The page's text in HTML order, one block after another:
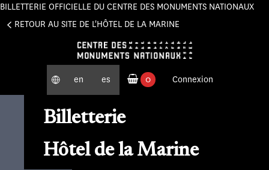
BILLETTERIE OFFICIELLE DU CENTRE DES MONUMENTS NATIONAUX
RETOUR AU SITE DE L'HÔTEL DE LA MARINE
en es
0
Connexion
Billetterie
Hôtel de la Marine
Panneau de gestion des cookies